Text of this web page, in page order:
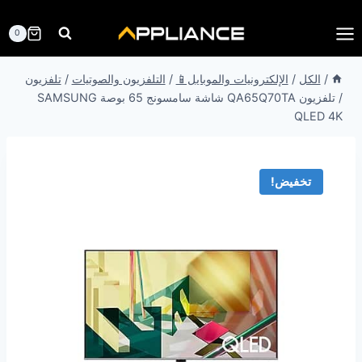
إلى
المحتوى
0
/ الكل / الإلكترونيات والموبايل📱 / التلفزيون والصوتيات / تلفزيون
/
تلفزيون QA65Q70TA شاشة سامسونج 65 بوصة SAMSUNG
QLED 4K
تخفيض!